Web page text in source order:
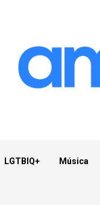
LGTBIQ+ Música